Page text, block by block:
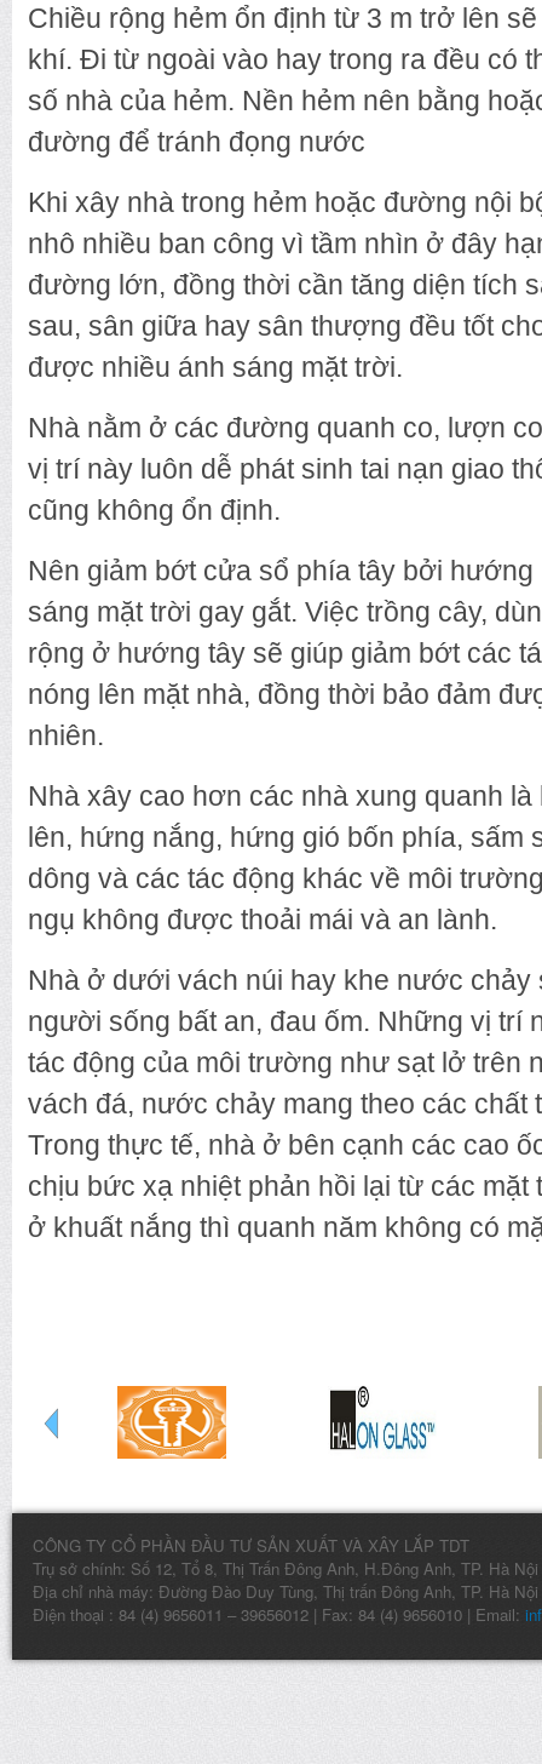
Chiều rộng hẻm ổn định từ 3 m trở lên
khí. Đi từ ngoài vào hay trong ra đều có
số nhà của hẻm. Nền hẻm nên bằng
đường để tránh đọng nước
Khi xây nhà trong hẻm hoặc đường nội
nhô nhiều ban công vì tầm nhìn ở đây
đường lớn, đồng thời cần tăng diện tích
sau, sân giữa hay sân thượng đều tốt
được nhiều ánh sáng mặt trời.
Nhà nằm ở các đường quanh co, lượn
vị trí này luôn dễ phát sinh tai nạn giao
cũng không ổn định.
Nên giảm bớt cửa sổ phía tây bởi
sáng mặt trời gay gắt. Việc trồng cây,
rộng ở hướng tây sẽ giúp giảm bớt các
nóng lên mặt nhà, đồng thời bảo đảm
nhiên.
Nhà xây cao hơn các nhà xung quanh
lên, hứng nắng, hứng gió bốn phía, sấm
dông và các tác động khác về môi
ngụ không được thoải mái và an lành.
Nhà ở dưới vách núi hay khe nước chảy
người sống bất an, đau ốm. Những vị trí
tác động của môi trường như sạt lở trên
vách đá, nước chảy mang theo các chất
Trong thực tế, nhà ở bên cạnh các cao
chịu bức xạ nhiệt phản hồi lại từ các
ở khuất nắng thì quanh năm không có
CÔNG TY CỔ PHẦN ĐẦU TƯ SẢN XUẤT VÀ XÂY LẮP TDT
Trụ sở chính: Số 12, Tổ 8, Thị Trấn Đông Anh, H.Đông Anh, TP. Hà Nội
Địa chỉ nhà máy: Đường Đào Duy Tùng, Thị trấn Đông Anh, TP. Hà Nội
Điện thoại : 84 (4) 9656011 – 39656012 | Fax: 84 (4) 9656010 | Email: